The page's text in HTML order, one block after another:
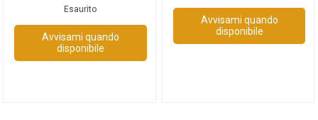
Esaurito
Avvisami quando
disponibile
Avvisami quando
disponibile